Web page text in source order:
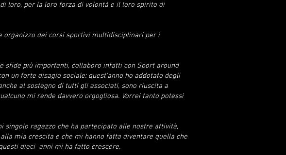
loro, per la loro forza di volontà e il loro spirito di
organizzo dei corsi sportivi multidisciplinari per i
sfide più importanti, collaboro infatti con Sport around
un forte disagio sociale: quest'anno ho addotato degli
al sostegno di tutti gli associati, sono riuscita a
mi rende davvero orgogliosa. Vorrei tanto potessi
singolo ragazzo che ha partecipato alle nostre attività,
mia crescita e che mi hanno fatta diventare quella che
dieci anni mi ha fatto crescere.